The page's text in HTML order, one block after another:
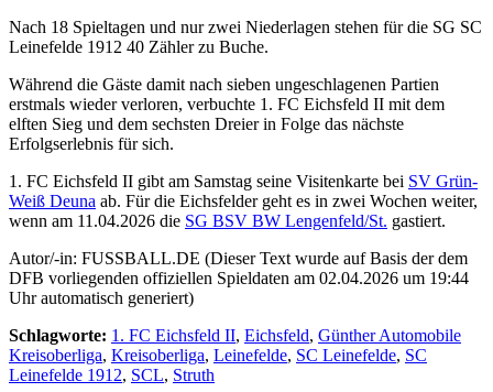
Nach 18 Spieltagen und nur zwei Niederlagen stehen für die SG SC
Leinefelde 1912 40 Zähler zu Buche.
Während die Gäste damit nach sieben ungeschlagenen Partien
erstmals wieder verloren, verbuchte 1. FC Eichsfeld II mit dem
elften Sieg und dem sechsten Dreier in Folge das nächste
Erfolgserlebnis für sich.
1. FC Eichsfeld II gibt am Samstag seine Visitenkarte bei SV Grün-
Weiß Deuna ab. Für die Eichsfelder geht es in zwei Wochen weiter,
wenn am 11.04.2026 die SG BSV BW Lengenfeld/St. gastiert.
Autor/-in: FUSSBALL.DE (Dieser Text wurde auf Basis der dem
DFB vorliegenden offiziellen Spieldaten am 02.04.2026 um 19:44
Uhr automatisch generiert)
Schlagworte: 1. FC Eichsfeld II, Eichsfeld, Günther Automobile
Kreisoberliga, Kreisoberliga, Leinefelde, SC Leinefelde, SC
Leinefelde 1912, SCL, Struth